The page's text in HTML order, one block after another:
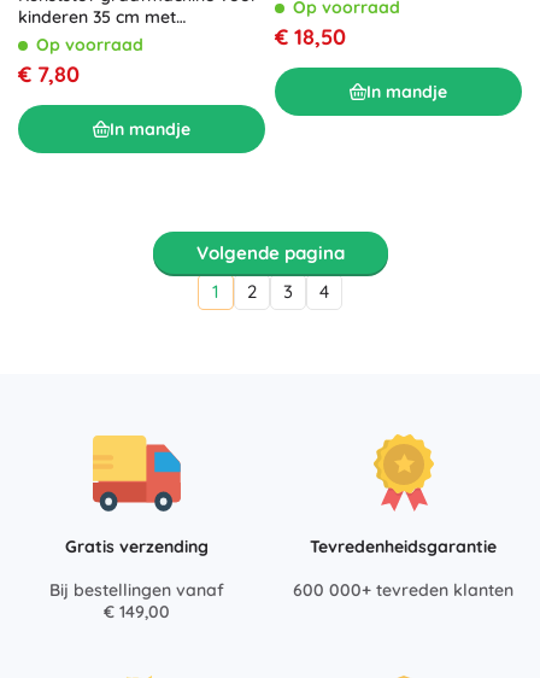
kinderen 35 cm met
chauffeurfiguur
Op voorraad
€ 7,80
In mandje
Op voorraad
€ 18,50
In mandje
Volgende pagina
1
2 3 4
Gratis verzending
Bij bestellingen vanaf
€ 149,00
Tevredenheidsgarantie
600 000+ tevreden klanten